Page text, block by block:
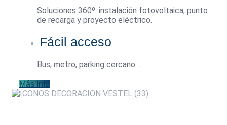
Soluciones 360º: instalación fotovoltaica, punto
de recarga y proyecto eléctrico.
Fácil acceso
Bus, metro, parking cercano…
Más Info